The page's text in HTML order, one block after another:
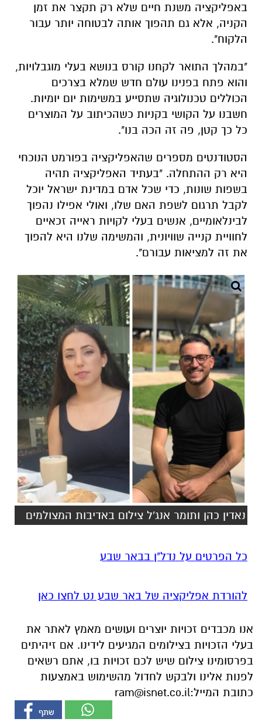
באפליקציה משנת חיים שלא רק תקצר את זמן
הקניה, אלא גם תהפוך אותה לבטוחה יותר עבור
הלקוח".
"במהלך התואר לקחנו קורס בנושא בעלי מוגבלויות,
והוא פתח בפנינו עולם חדש שמלא בצרכים
הכוללים טכנולוגיה שתסייע במשימות יום יומיות.
חשבנו על הקושי בקניות כשהכיתוב על המוצרים
כל כך קטן, פה זה הכה בנו".
הסטודנטים מספרים שהאפליקציה בפורמט הנוכחי
היא רק ההתחלה. "בעתיד האפליקציה תהיה
בשפות שונות, כדי שכל אדם במדינת ישראל יוכל
לקבל תרגום לשפת האם שלו, ואולי אפילו נהפוך
לבינלאומיים, אנשים בעלי לקויות ראייה זכאיים
לחוויית קנייה שוויונית, והמשימה שלנו היא להפוך
את זה למציאות עבורם".
נאדין כהן ותומר אנג'ל צילום באדיבות המצולמים
כל הפרטים על נדל"ן בבאר שבע
להורדת אפליקציה של באר שבע נט לחצו כאן
אנו מכבדים זכויות יוצרים ועושים מאמץ לאתר את
בעלי הזכויות בצילומים המגיעים לידינו. אם זיהיתים
בפרסומינו צילום שיש לכם זכויות בו, אתם רשאים
לפנות אלינו ולבקש לחדול מהשימוש באמצעות
כתובת המייל:ram@isnet.co.il